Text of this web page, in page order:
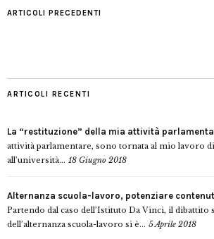
ARTICOLI PRECEDENTI
ARTICOLI RECENTI
La “restituzione” della mia attività
attività parlamentare, sono tornata al mio lavoro
all’università... 18 Giugno 2018
Alternanza scuola-lavoro, potenziare
Partendo dal caso dell’Istituto Da Vinci, il dibattito
dell’alternanza scuola-lavoro si è... 5 Aprile 2018